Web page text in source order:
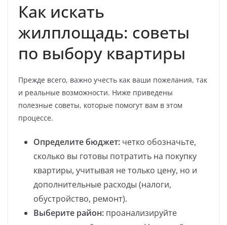
Как искать
жилплощадь: советы
по выбору квартиры
Прежде всего, важно учесть как ваши пожелания, так
и реальные возможности. Ниже приведены
полезные советы, которые помогут вам в этом
процессе.
Определите бюджет: четко обозначьте,
сколько вы готовы потратить на покупку
квартиры, учитывая не только цену, но и
дополнительные расходы (налоги,
обустройство, ремонт).
Выберите район: проанализируйте